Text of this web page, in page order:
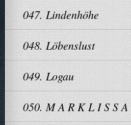
047. Lindenhöhe
048. Löbenslust
049. Logau
050. M A R K L I S S A